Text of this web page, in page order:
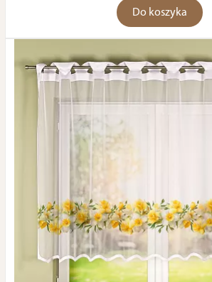
Do koszyka